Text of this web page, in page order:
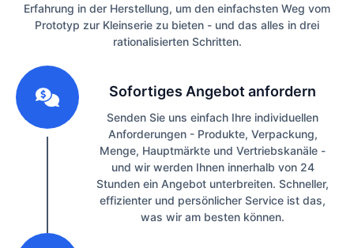
Erfahrung in der Herstellung, um den einfachsten Weg vom
Prototyp zur Kleinserie zu bieten - und das alles in drei
rationalisierten Schritten.
Sofortiges Angebot anfordern
Senden Sie uns einfach Ihre individuellen
Anforderungen - Produkte, Verpackung,
Menge, Hauptmärkte und Vertriebskanäle -
und wir werden Ihnen innerhalb von 24
Stunden ein Angebot unterbreiten. Schneller,
effizienter und persönlicher Service ist das,
was wir am besten können.